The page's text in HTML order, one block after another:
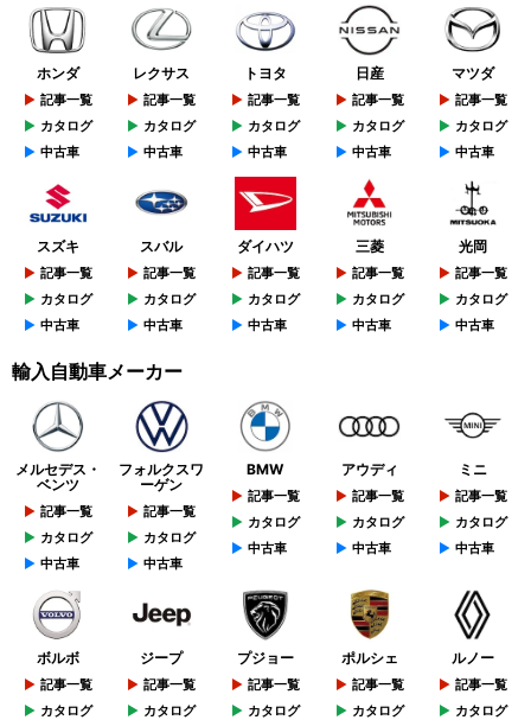
ホンダ
記事一覧
カタログ
中古車
レクサス
記事一覧
カタログ
中古車
トヨタ
記事一覧
カタログ
中古車
日産
記事一覧
カタログ
中古車
マツダ
記事一覧
カタログ
中古車
スズキ
記事一覧
カタログ
中古車
スバル
記事一覧
カタログ
中古車
ダイハツ
記事一覧
カタログ
中古車
三菱
記事一覧
カタログ
中古車
光岡
記事一覧
カタログ
中古車
輸入自動車メーカー
メルセデス・
ベンツ
記事一覧
カタログ
中古車
フォルクスワ
ーゲン
記事一覧
カタログ
中古車
BMW
記事一覧
カタログ
中古車
アウディ
記事一覧
カタログ
中古車
ミニ
記事一覧
カタログ
中古車
ボルボ
記事一覧
カタログ
ジープ
記事一覧
カタログ
プジョー
記事一覧
カタログ
ポルシェ
記事一覧
カタログ
ルノー
記事一覧
カタログ